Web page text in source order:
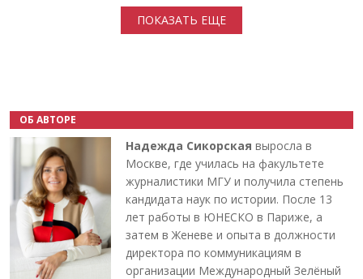
ПОКАЗАТЬ ЕЩЕ
ОБ АВТОРЕ
Надежда Сикорская выросла в
Москве, где училась на факультете
журналистики МГУ и получила степень
кандидата наук по истории. После 13
лет работы в ЮНЕСКО в Париже, а
затем в Женеве и опыта в должности
директора по коммуникациям в
организации Международный Зелёный